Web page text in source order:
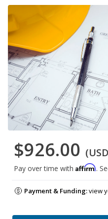
$926.00
Pay over time with Affirm.
Payment & Funding:view